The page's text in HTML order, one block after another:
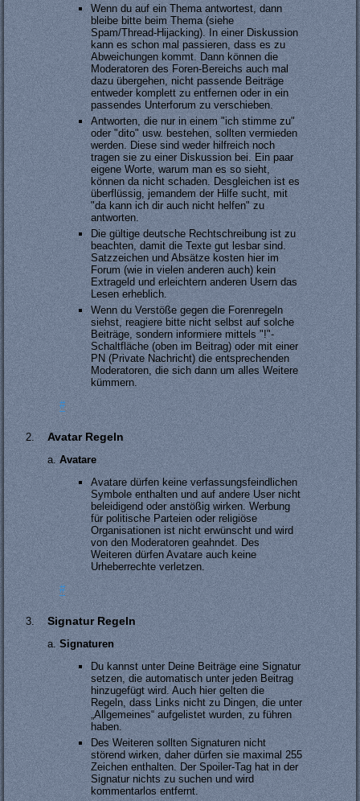
Wenn du auf ein Thema antwortest, dann
bleibe bitte beim Thema (siehe
Spam/Thread-Hijacking). In einer Diskussion
kann es schon mal passieren, dass es zu
Abweichungen kommt. Dann können die
Moderatoren des Foren-Bereichs auch mal
dazu übergehen, nicht passende Beiträge
entweder komplett zu entfernen oder in ein
passendes Unterforum zu verschieben.
Antworten, die nur in einem "ich stimme zu"
oder "dito" usw. bestehen, sollten vermieden
werden. Diese sind weder hilfreich noch
tragen sie zu einer Diskussion bei. Ein paar
eigene Worte, warum man es so sieht,
können da nicht schaden. Desgleichen ist es
überflüssig, jemandem der Hilfe sucht, mit
"da kann ich dir auch nicht helfen" zu
antworten.
Die gültige deutsche Rechtschreibung ist zu
beachten, damit die Texte gut lesbar sind.
Satzzeichen und Absätze kosten hier im
Forum (wie in vielen anderen auch) kein
Extrageld und erleichtern anderen Usern das
Lesen erheblich.
Wenn du Verstöße gegen die Forenregeln
siehst, reagiere bitte nicht selbst auf solche
Beiträge, sondern informiere mittels "!"-
Schaltfläche (oben im Beitrag) oder mit einer
PN (Private Nachricht) die entsprechenden
Moderatoren, die sich dann um alles Weitere
kümmern.
#
Avatar Regeln
Avatare
Avatare dürfen keine verfassungsfeindlichen
Symbole enthalten und auf andere User nicht
beleidigend oder anstößig wirken. Werbung
für politische Parteien oder religiöse
Organisationen ist nicht erwünscht und wird
von den Moderatoren geahndet. Des
Weiteren dürfen Avatare auch keine
Urheberrechte verletzen.
#
Signatur Regeln
Signaturen
Du kannst unter Deine Beiträge eine Signatur
setzen, die automatisch unter jeden Beitrag
hinzugefügt wird. Auch hier gelten die
Regeln, dass Links nicht zu Dingen, die unter
„Allgemeines“ aufgelistet wurden, zu führen
haben.
Des Weiteren sollten Signaturen nicht
störend wirken, daher dürfen sie maximal 255
Zeichen enthalten. Der Spoiler-Tag hat in der
Signatur nichts zu suchen und wird
kommentarlos entfernt.